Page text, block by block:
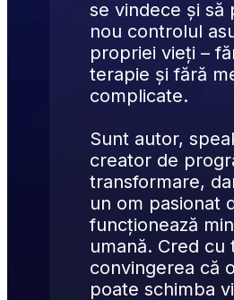
se vindece și să
nou controlul
propriei vieți –
terapie și fără
complicate.
Sunt autor,
creator de
transformare,
un om pasionat
funcționează
umană. Cred cu
convingerea că
poate schimba